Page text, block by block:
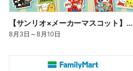
【サンリオ×メーカーマスコット】オリジナルグッズ貰える!
8月3日 ～8月10日